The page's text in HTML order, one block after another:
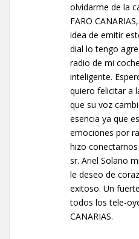
olvidarme de la
FARO
idea de emitir
dial lo tengo
radio de mi
inteligente.
quiero felicitar a
que su voz
esencia ya que
emociones por
hizo
sr. Ariel Solano
le deseo de
exitoso. Un
todos los tele-
CANARIAS.